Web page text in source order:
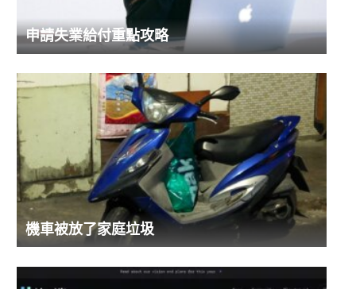
申請失業給付重點攻略
機車被放了家庭垃圾